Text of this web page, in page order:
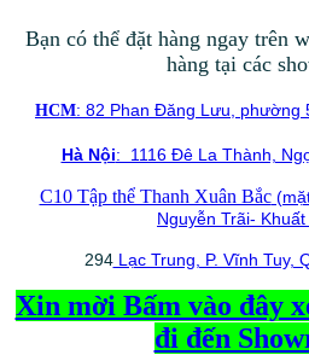
Bạn có thể đặt hàng ngay trên
hàng tại các
HCM: 82 Phan Đăng Lưu, phường
Hà Nội: 1116 Đê La Thành,
C10 Tập thể Thanh Xuân Bắc
Nguyễn Trãi-
294Lạc Trung, P. Vĩnh Tuy,
Xin mời Bấm vào đây
đi đến